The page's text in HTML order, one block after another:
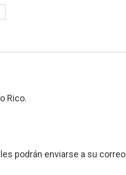
Rico.
podrán enviarse a su correo